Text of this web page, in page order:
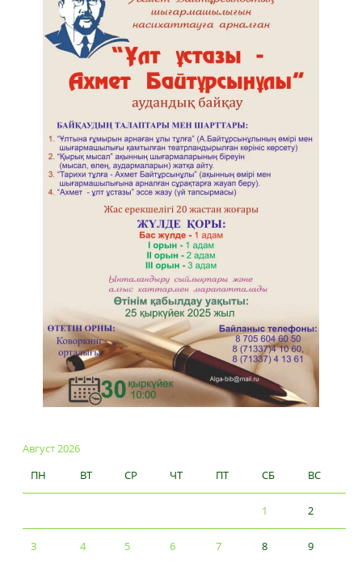
Август 2026
ПН
ВТ СР ЧТ ПТ СБ ВС
1 2
3 4 5 6 7 8 9